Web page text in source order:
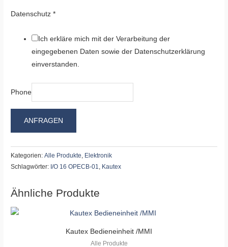
Datenschutz*
Ich erkläre mich mit der Verarbeitung der
eingegebenen Daten sowie der Datenschutzerklärung
einverstanden.
Phone
ANFRAGEN
Kategorien:Alle Produkte, Elektronik
Schlagwörter: I/O 16 OPECB-01, Kautex
Ähnliche Produkte
Kautex Bedieneinheit /MMI
Alle Produkte